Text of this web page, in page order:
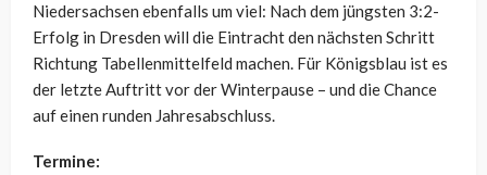
Niedersachsen ebenfalls um viel: Nach dem jüngsten 3:2-
Erfolg in Dresden will die Eintracht den nächsten Schritt
Richtung Tabellenmittelfeld machen. Für Königsblau ist es
der letzte Auftritt vor der Winterpause – und die Chance
auf einen runden Jahresabschluss.
Termine: